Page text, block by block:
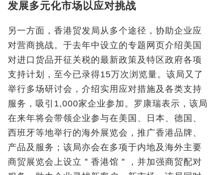
发展多元化市场以应对挑战
另一方面，香港贸发局从多个途径，协助企业应
对营商挑战。于去年中设立的专题网页介绍美国
对进口货品开征关税的最新政策及特区政府各项
支持计划，至今已录得15万次浏览量。该局又了
举行多场研讨会，介绍实用应对措施及各类支持
服务，吸引1,000家企业参加。罗康瑞表示，该局
在来年将会带领企业参与在美国、日本、德国、
西班牙等地举行的海外展览会，推广香港品牌、
产品及服务；该局亦会在多项于内地及海外主要
商贸展览会上设立＂香港馆＂，并加强商贸配对